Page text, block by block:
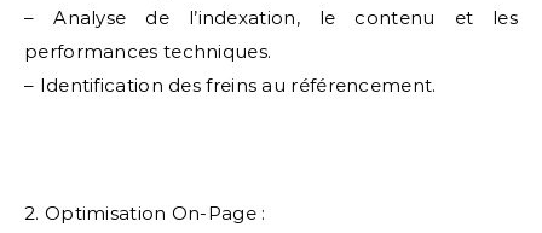
– Analyse de l’indexation, le contenu et les
performances techniques.
– Identification des freins au référencement.
2. Optimisation On-Page :